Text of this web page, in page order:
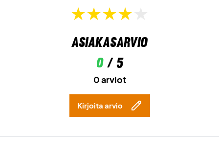
Asiakasarvio
0/ 5
0 arviot
Kirjoita arvio